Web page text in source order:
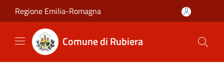
Salta al contenuto principale
Regione Emilia-Romagna
Comune di Rubiera